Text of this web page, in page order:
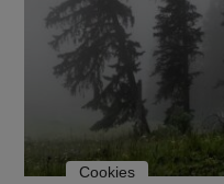
Cookies